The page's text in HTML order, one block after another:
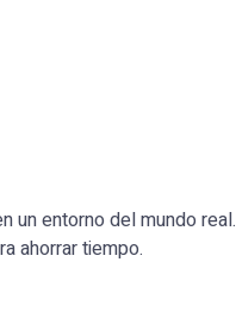
un entorno del mundo real.
ahorrar tiempo.